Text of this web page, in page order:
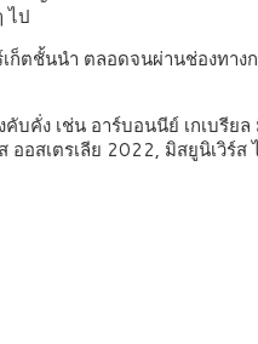
ไป
ตชั้นนำ ตลอดจนผ่านช่องทาง
คั่ง เช่น อาร์บอนนีย์ เกเบรีย
อสเตรเลีย 2022, มิสยูนิเวิร์